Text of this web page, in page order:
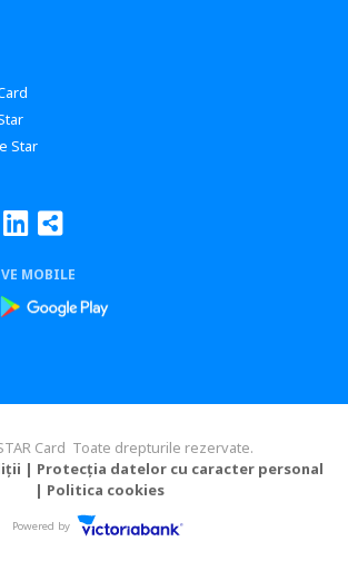
Star
MOBILE
Card Toate drepturile rezervate.
| Protecția datelor cu caracter personal
| Politica cookies
Powered by